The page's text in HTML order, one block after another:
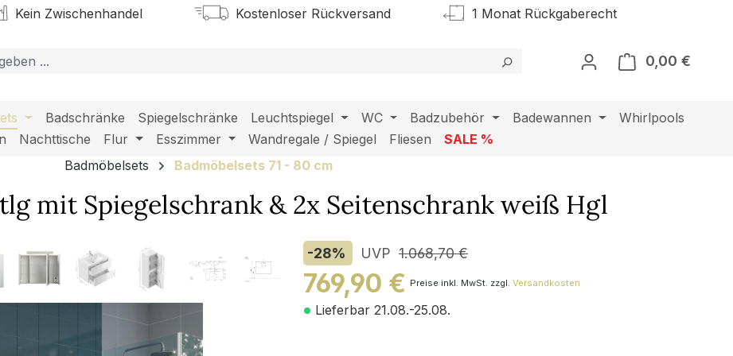
Kein Zwischenhandel Kostenloser Rückversand 1 Monat Rückgaberecht
0,00 €
Badschränke Spiegelschränke Leuchtspiegel WC Badzubehör Badewannen
Whirlpools
Nachttische Flur Esszimmer Wandregale / Spiegel Fliesen
SALE %
Badmöbelsets
Badmöbelsets 71 - 80 cm
mit Spiegelschrank & 2x Seitenschrank weiß Hgl
-28% UVP 1.068,70 €
769,90 € Preise inkl. MwSt. zzgl. Versandkosten
Lieferbar 21.08.-25.08.